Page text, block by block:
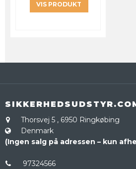
VIS PRODUKT
Thorsvej 5 , 6950 Ringkøbing
Denmark
(Ingen salg på adressen – kun
97324566